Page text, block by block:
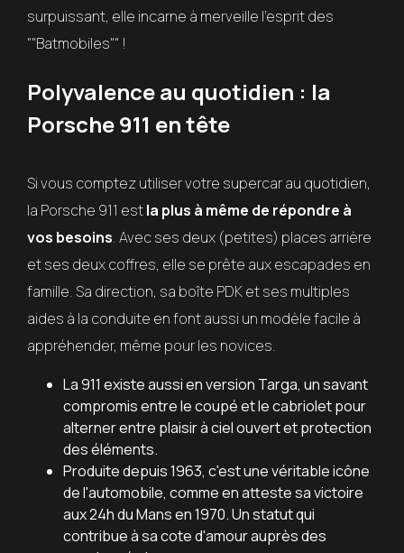
surpuissant, elle incarne à merveille l'esprit des
""Batmobiles"" !
Polyvalence au quotidien : la
Porsche 911 en tête
Si vous comptez utiliser votre supercar au quotidien,
la Porsche 911 estla plus à même de répondre à
vos besoins. Avec ses deux (petites) places arrière
et ses deux coffres, elle se prête aux escapades en
famille. Sa direction, sa boîte PDK et ses multiples
aides à la conduite en font aussi un modèle facile à
appréhender, même pour les novices.
La 911 existe aussi en version Targa, un savant
compromis entre le coupé et le cabriolet pour
alterner entre plaisir à ciel ouvert et protection
des éléments.
Produite depuis 1963, c'est une véritable icône
de l'automobile, comme en atteste sa victoire
aux 24h du Mans en 1970. Un statut qui
contribue à sa cote d'amour auprès des